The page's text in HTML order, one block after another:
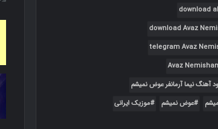
download
download Avaz
telegram Avaz
آهنگ نیما آرمانفر عوض نمیشم
عوض نمیشم
موزیک ایرانی